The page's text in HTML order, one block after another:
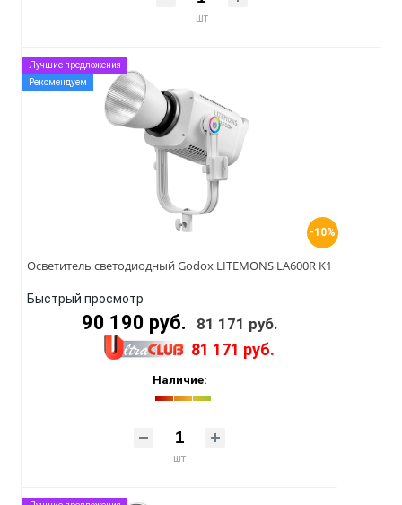
шт
-10%
Лучшие предложения
Рекомендуем
Осветитель светодиодный Godox LITEMONS LA600R K1
Быстрый просмотр
90 190 руб. 81 171 руб.
81 171 руб.
Наличие:
шт